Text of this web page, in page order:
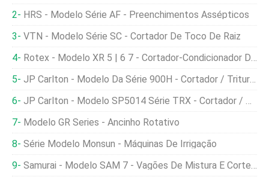
HRS - Modelo Série AF - Preenchimentos Assépticos
VTN - Modelo Série SC - Cortador De Toco De Raiz
Rotex - Modelo XR 5 | 6 7 - Cortador-Condicionador De Disco Montado Na Parte Traseira
JP Carlton - Modelo Da Série 900H - Cortador / Triturador De Coto Atrás
JP Carlton - Modelo SP5014 Série TRX - Cortador / Moedor De Coto Montado Em Esteira
Modelo GR Series - Ancinho Rotativo
Série Modelo Monsun - Máquinas De Irrigação
Samurai - Modelo SAM 7 - Vagões De Mistura E Corte Horizontal De Arrasto Sem Rebento De Silagem